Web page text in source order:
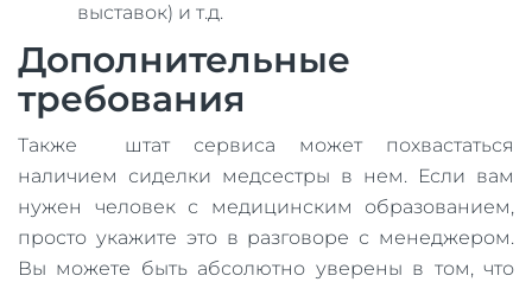
выставок) и т.д.
Дополнительные
требования
Также штат сервиса может похвастаться
наличием сиделки медсестры в нем. Если вам
нужен человек с медицинским образованием,
просто укажите это в разговоре с менеджером.
Вы можете быть абсолютно уверены в том, что